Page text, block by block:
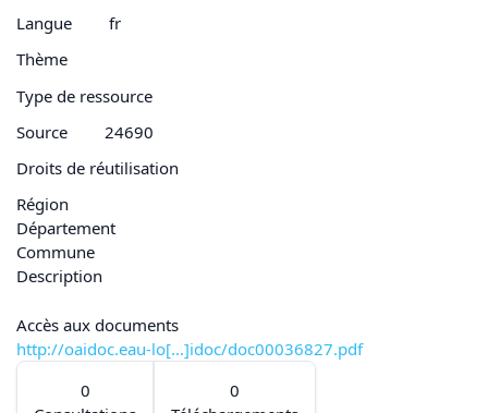
Langue
fr
Thème
Type de ressource
Source
24690
Droits de réutilisation
Région
Département
Commune
Description
Accès aux documents
http://oaidoc.eau-lo[...]idoc/doc00036827.pdf
0
0